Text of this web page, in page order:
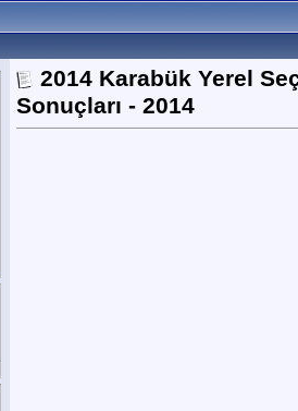
2014 Karabük Yerel
Sonuçları - 2014